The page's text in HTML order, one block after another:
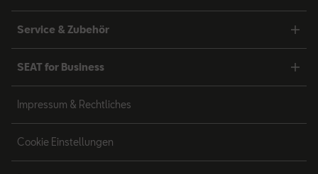
Service & Zubehör
SEAT for Business
Impressum & Rechtliches
Cookie Einstellungen